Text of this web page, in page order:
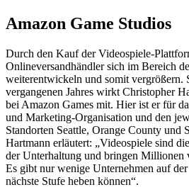
Amazon Game Studios
Durch den Kauf der Videospiele-
Onlineversandhändler sich im Bereich
weiterentwickeln und somit vergrößern.
vergangenen Jahres wirkt Christopher
bei Amazon Games mit. Hier ist er für
und Marketing-Organisation und den
Standorten Seattle, Orange County und
Hartmann erläutert: „Videospiele sind
der Unterhaltung und bringen Millionen
Es gibt nur wenige Unternehmen auf
nächste Stufe heben können“.